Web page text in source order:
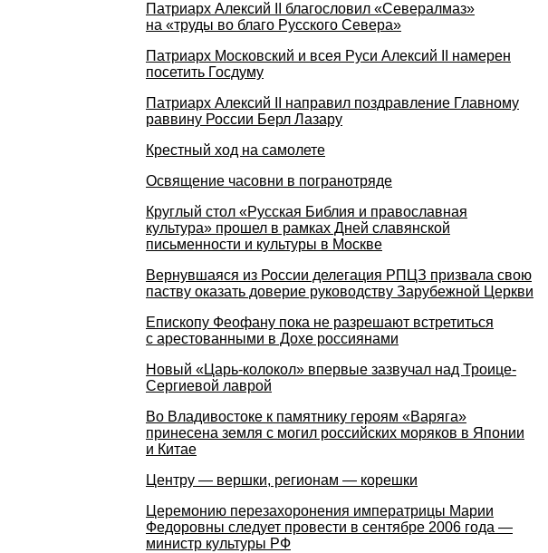
Патриарх Алексий II благословил «Севералмаз»
на «труды во благо Русского Севера»
Патриарх Московский и всея Руси Алексий II намерен
посетить Госдуму
Патриарх Алексий II направил поздравление Главному
раввину России Берл Лазару
Крестный ход на самолете
Освящение часовни в погранотряде
Круглый стол «Русская Библия и православная
культура» прошел в рамках Дней славянской
письменности и культуры в Москве
Вернувшаяся из России делегация РПЦЗ призвала свою
паству оказать доверие руководству Зарубежной Церкви
Епископу Феофану пока не разрешают встретиться
с арестованными в Дохе россиянами
Новый «Царь-колокол» впервые зазвучал над Троице-
Сергиевой лаврой
Во Владивостоке к памятнику героям «Варяга»
принесена земля с могил российских моряков в Японии
и Китае
Центру — вершки, регионам — корешки
Церемонию перезахоронения императрицы Марии
Федоровны следует провести в сентябре 2006 года —
министр культуры РФ